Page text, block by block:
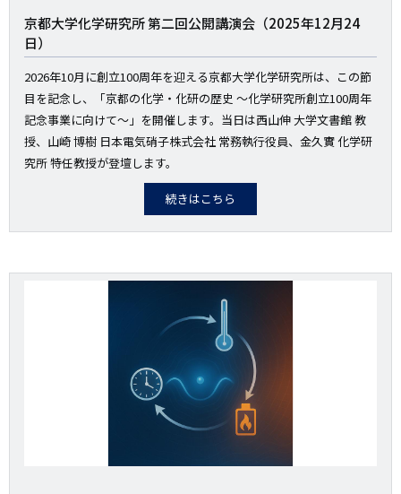
京都大学化学研究所 第二回公開講演会（2025年12月24
日）
2026年10月に創立100周年を迎える京都大学化学研究所は、この節
目を記念し、「京都の化学・化研の歴史 〜化学研究所創立100周年
記念事業に向けて〜」を開催します。当日は西山伸 大学文書館 教
授、山崎 博樹 日本電気硝子株式会社 常務執行役員、金久實 化学研
究所 特任教授が登壇します。
続きはこちら